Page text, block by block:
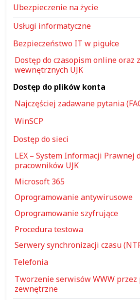
Ubezpieczenie na życie
Usługi informatyczne
Bezpieczeństwo IT w pigułce
Dostęp do czasopism online oraz
wewnętrznych UJK
Dostęp do plików konta
Najczęściej zadawane pytania
WinSCP
Dostęp do sieci
LEX – System Informacji Prawnej
pracowników UJK
Microsoft 365
Oprogramowanie antywirusowe
Oprogramowanie szyfrujące
Procedura testowa
Serwery synchronizacji czasu
Telefonia
Tworzenie serwisów WWW przez
zewnętrzne